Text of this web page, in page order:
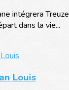
intégrera
dans la vie...
Louis